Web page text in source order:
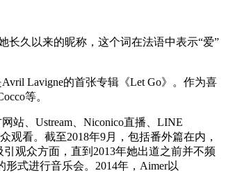
长久以来的昵称，这个词在法语中表示“爱”
Lavigne的首张专辑《Let Go》。作为喜
等。
站、Ustream、Niconico直播、LINE
看。截至2018年9月，包括番外篇在内，
观众方面，直到2013年她出道之前并不频
式进行音乐会。2014年，Aimer以